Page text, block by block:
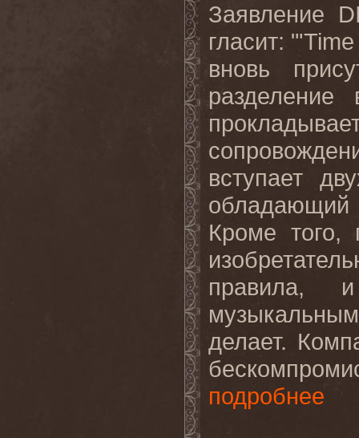
Заявление
гласит: "'Time
вновь
вступает
обладающий
Кроме того,
правила,
делает.
подробнее